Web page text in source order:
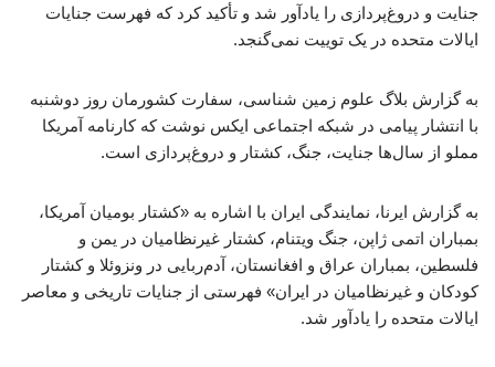
جنایت و دروغ‌پردازی را یادآور شد و تأکید کرد که فهرست جنایات
ایالات متحده در یک توییت نمی‌گنجد.
به گزارش بلاگ علوم زمین شناسی، سفارت کشورمان روز دوشنبه
با انتشار پیامی در شبکه اجتماعی ایکس نوشت که کارنامه آمریکا
مملو از سال‌ها جنایت، جنگ، کشتار و دروغ‌پردازی است.
به گزارش ایرنا، نمایندگی ایران با اشاره به «کشتار بومیان آمریکا،
بمباران اتمی ژاپن، جنگ ویتنام، کشتار غیرنظامیان در یمن و
فلسطین، بمباران عراق و افغانستان، آدم‌ربایی در ونزوئلا و کشتار
کودکان و غیرنظامیان در ایران» فهرستی از جنایات تاریخی و معاصر
ایالات متحده را یادآور شد.